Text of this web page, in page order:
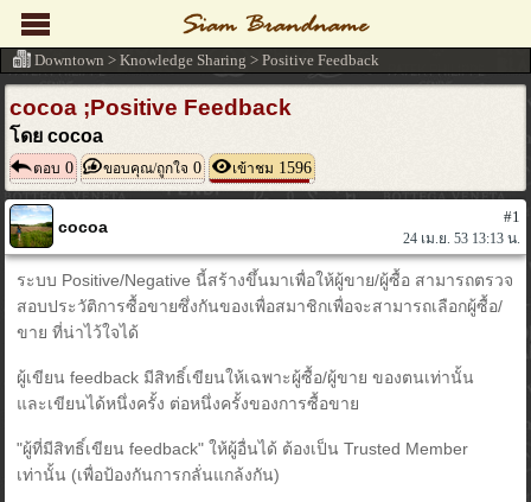
cocoa ;Positive Feedback
โดย cocoa
ตอบ 0 ขอบคุณ/ถูกใจ 0 เข้าชม 1596
cocoa
#1
24 เม.ย. 53 13:13 น.
ระบบ Positive/Negative นี้สร้างขึ้นมาเพื่อให้ผู้ขาย/ผู้ซื้อ สามารถตรวจ
สอบประวัติการซื้อขายซึ่งกันของเพื่อสมาชิกเพื่อจะสามารถเลือกผู้ซื้อ/
ขาย ที่น่าไว้ใจได้
ผู้เขียน feedback มีสิทธิ์เขียนให้เฉพาะผู้ซื้อ/ผู้ขาย ของตนเท่านั้น
และเขียนได้หนึ่งครั้ง ต่อหนึ่งครั้งของการซื้อขาย
"ผู้ที่มีสิทธิ์เขียน feedback" ให้ผู้อื่นได้ ต้องเป็น Trusted Member
เท่านั้น (เพื่อป้องกันการกลั่นแกล้งกัน)
Downtown > Knowledge Sharing > Positive Feedback